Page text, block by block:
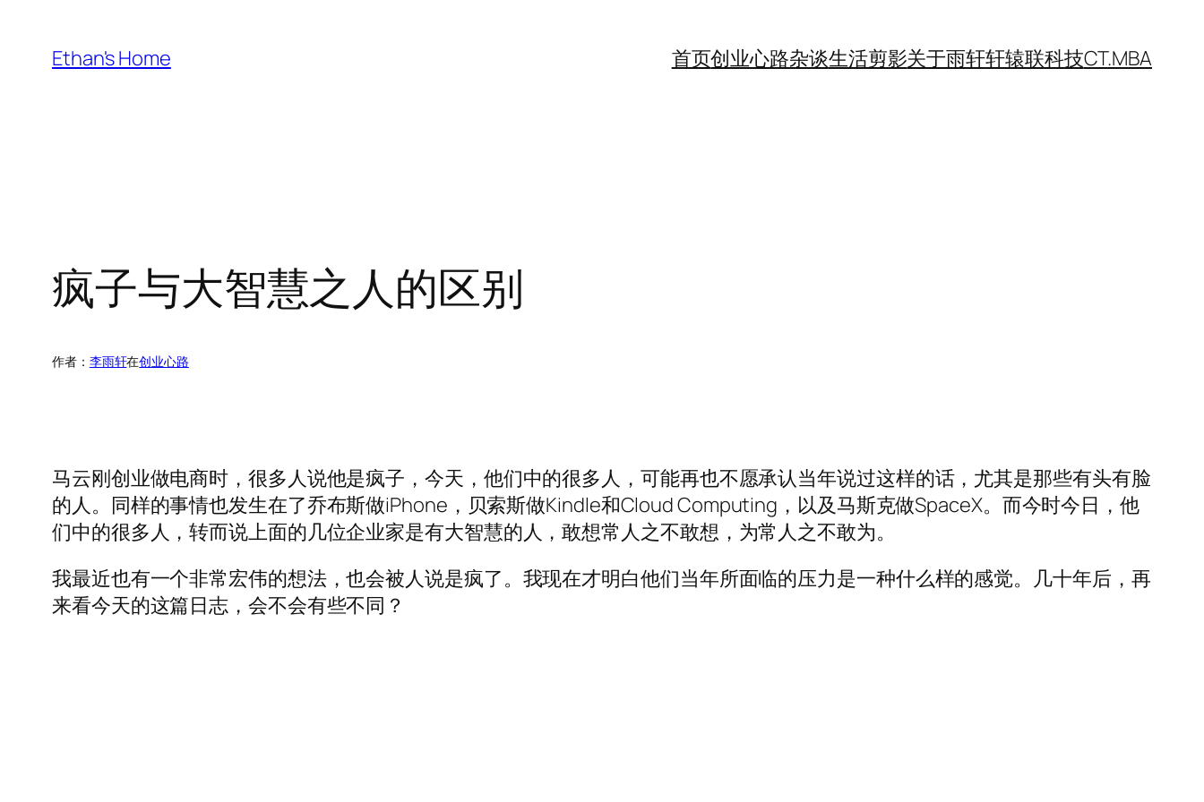
Ethan's Home 首页创业心路杂谈生活剪影关于雨轩轩辕联科技CT.MBA
疯子与大智慧之人的区别
作者： 李雨轩在创业心路
马云刚创业做电商时，很多人说他是疯子，今天，他们中的很多人，可能再也不愿承认当年说过这样的话，尤其是那些有头有脸
的人。同样的事情也发生在了乔布斯做iPhone，贝索斯做Kindle和Cloud Computing，以及马斯克做SpaceX。而今时今日，他
们中的很多人，转而说上面的几位企业家是有大智慧的人，敢想常人之不敢想，为常人之不敢为。
我最近也有一个非常宏伟的想法，也会被人说是疯了。我现在才明白他们当年所面临的压力是一种什么样的感觉。几十年后，再
来看今天的这篇日志，会不会有些不同？